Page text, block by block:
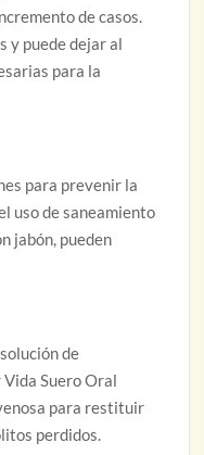
de casos.
y puede dejar al
para la
para prevenir la
uso de saneamiento
jabón, pueden
de
Suero Oral
para restituir
perdidos.